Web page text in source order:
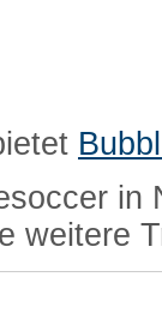
in
weitere